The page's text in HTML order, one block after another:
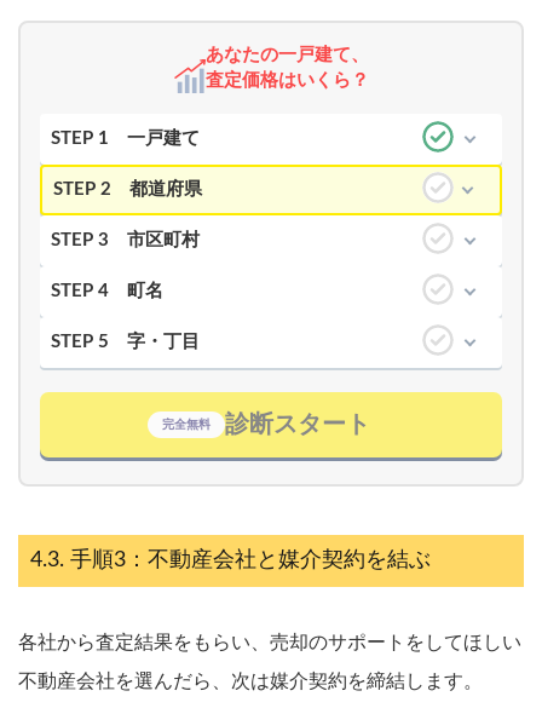
あなたの一戸建て、
査定価格はいくら？
STEP 1 一戸建て
STEP 2 都道府県
STEP 3 市区町村
STEP 4 町名
STEP 5 字・丁目
完全無料 診断スタート
手順3：不動産会社と媒介契約を結ぶ
各社から査定結果をもらい、売却のサポートをしてほしい
不動産会社を選んだら、次は媒介契約を締結します。